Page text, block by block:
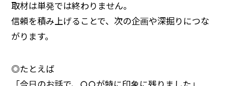
取材は単発では終わりません。
信頼を積み上げることで、次の企画や深掘りにつな
がります。
◎たとえば